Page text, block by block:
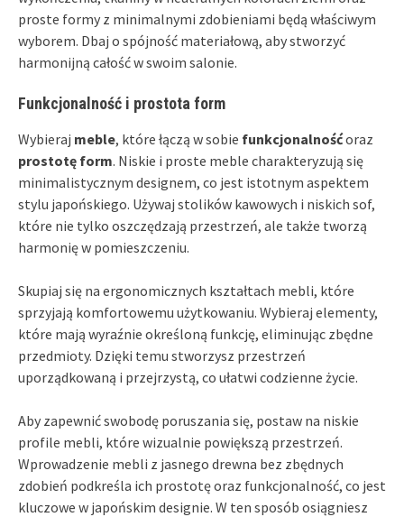
proste formy z minimalnymi zdobieniami będą właściwym
wyborem. Dbaj o spójność materiałową, aby stworzyć
harmonijną całość w swoim salonie.
Funkcjonalność i prostota form
Wybieraj meble, które łączą w sobie funkcjonalnośćoraz
prostotę form. Niskie i proste meble charakteryzują się
minimalistycznym designem, co jest istotnym aspektem
stylu japońskiego. Używaj stolików kawowych i niskich sof,
które nie tylko oszczędzają przestrzeń, ale także tworzą
harmonię w pomieszczeniu.
Skupiaj się na ergonomicznych kształtach mebli, które
sprzyjają komfortowemu użytkowaniu. Wybieraj elementy,
które mają wyraźnie określoną funkcję, eliminując zbędne
przedmioty. Dzięki temu stworzysz przestrzeń
uporządkowaną i przejrzystą, co ułatwi codzienne życie.
Aby zapewnić swobodę poruszania się, postaw na niskie
profile mebli, które wizualnie powiększą przestrzeń.
Wprowadzenie mebli z jasnego drewna bez zbędnych
zdobień podkreśla ich prostotę oraz funkcjonalność, co jest
kluczowe w japońskim designie. W ten sposób osiągniesz